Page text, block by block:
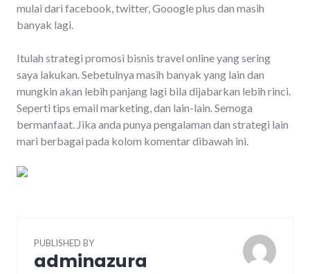
mulai dari facebook, twitter, Gooogle plus dan masih
banyak lagi.
Itulah strategi promosi bisnis travel online yang sering
saya lakukan. Sebetulnya masih banyak yang lain dan
mungkin akan lebih panjang lagi bila dijabarkan lebih rinci.
Seperti tips email marketing, dan lain-lain. Semoga
bermanfaat. Jika anda punya pengalaman dan strategi lain
mari berbagai pada kolom komentar dibawah ini.
PUBLISHED BY
adminazura